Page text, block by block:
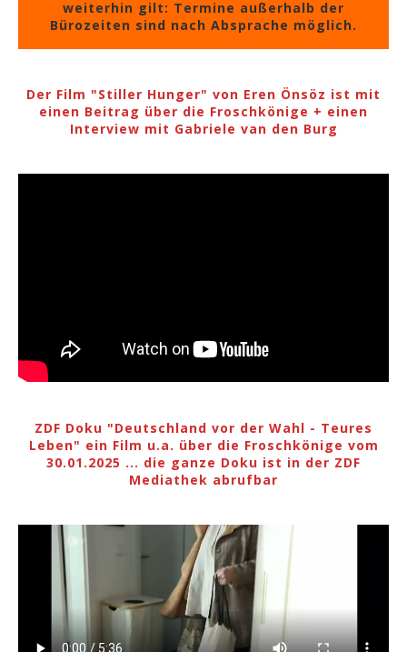
weiterhin gilt: Termine außerhalb der
Bürozeiten sind nach Absprache möglich.
Der Film "Stiller Hunger" von Eren Önsöz ist mit
einen Beitrag über die Froschkönige + einen
Interview mit Gabriele van den Burg
ZDF Doku "Deutschland vor der Wahl - Teures
Leben" ein Film u.a. über die Froschkönige vom
30.01.2025 ... die ganze Doku ist in der ZDF
Mediathek abrufbar